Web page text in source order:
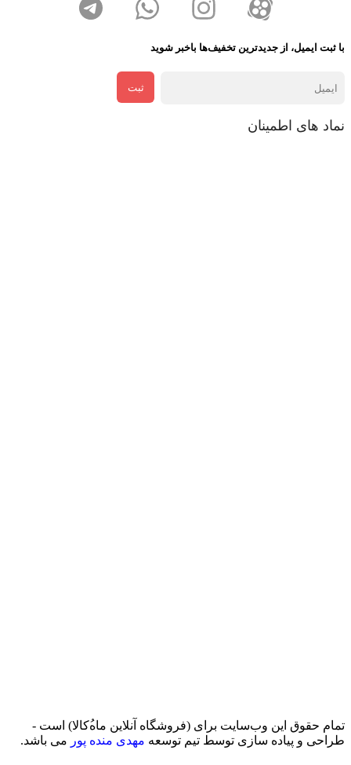
با ثبت ایمیل، از جدید‌ترین تخفیف‌ها با‌خبر شوید
ثبت
نماد های اطمینان
تمام حقوق اين وب‌سايت برای (فروشگاه آنلاین ماه‌‌‌‌‌‌ُکالا) است -
طراحی و پیاده سازی توسط تیم توسعه مهدی منده پور می باشد.